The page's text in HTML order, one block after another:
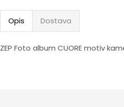
Opis Dostava
ZEP Foto album CUORE motiv